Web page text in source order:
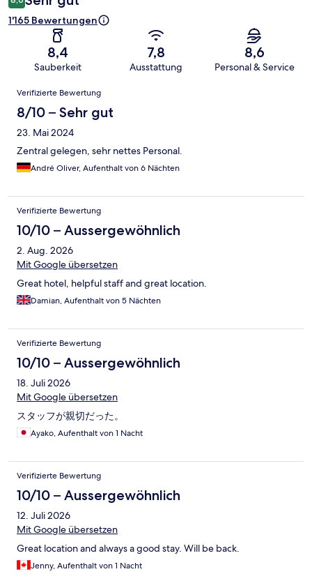
1'165 Bewertungen
8,4
Sauberkeit
7,8
Ausstattung
8,6
Personal & Service
Bewertungen
Verifizierte Bewertung
8/10 – Sehr gut
23. Mai 2024
Zentral gelegen, sehr nettes Personal.
André Oliver, Aufenthalt von 6 Nächten
Verifizierte Bewertung
10/10 – Aussergewöhnlich
2. Aug. 2026
Mit Google übersetzen
Great hotel, helpful staff and great location.
Damian, Aufenthalt von 5 Nächten
Verifizierte Bewertung
10/10 – Aussergewöhnlich
18. Juli 2026
Mit Google übersetzen
スタッフが親切だった。
Ayako, Aufenthalt von 1 Nacht
Verifizierte Bewertung
10/10 – Aussergewöhnlich
12. Juli 2026
Mit Google übersetzen
Great location and always a good stay. Will be back.
Jenny, Aufenthalt von 1 Nacht